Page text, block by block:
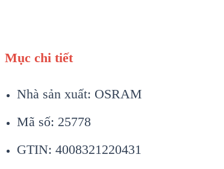
Mục chi tiết
Nhà sản xuất: OSRAM
Mã số: 25778
GTIN: 4008321220431